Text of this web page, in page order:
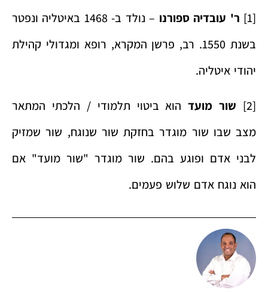
[1] ר' עובדיה ספורנו
– נולד ב- 1468 באיטליה ונפטר
בשנת 1550. רב, פרשן המקרא, רופא ומגדולי קהילת
יהודי איטליה.
[2] שור מועדהוא ביטוי תלמודי / הלכתי המתאר
מצב שבו שור מוגדר בחזקת שור שנוגח, שור שמזיק
לבני אדם ופוגע בהם. שור מוגדר "שור מועד" אם
הוא נוגח אדם שלוש פעמים.